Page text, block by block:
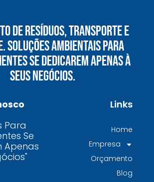
bilionárias esperando para
de gestão de resíduos
fazer para garantir segurança
legal no Brasil
protege o meio ambiente e
legal no Brasil
uma empresa de gestão de
I é fundamental para sua
De Resíduos, Transporte E
Soluções Ambientais Para
Se Dedicarem Apenas À
Seus Negócios.
Para
Se
Apenas
Links
Home
Empresa
Orçamento
Blog